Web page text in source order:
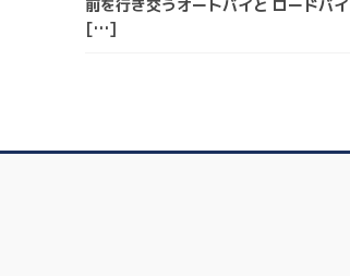
前を行き交うオートバイと ロードバ
[…]